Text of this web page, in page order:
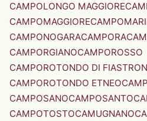
CAMPOLONGO MAGGIORE
CAMPOMAGGIORE
CAMPONOGARACAMPORA
CAMPORGIANOCAMPOROSSO
CAMPOROTONDO DI
CAMPOROTONDO ETNEO
CAMPOSANOCAMPOSANTO
CAMPOTOSTOCAMUGNANO